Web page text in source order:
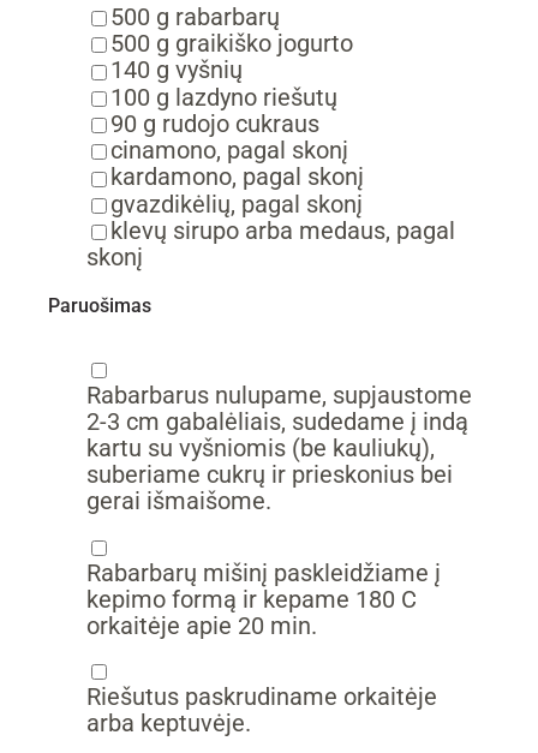
▢
500 g rabarbarų
▢
500 g graikiško jogurto
▢
140 g vyšnių
▢
100 g lazdyno riešutų
▢
90 g rudojo cukraus
▢
cinamono, pagal skonį
▢
kardamono, pagal skonį
▢
gvazdikėlių, pagal skonį
▢
klevų sirupo arba medaus, pagal
skonį
Paruošimas
Rabarbarus nulupame, supjaustome
2-3 cm gabalėliais, sudedame į indą
kartu su vyšniomis (be kauliukų),
suberiame cukrų ir prieskonius bei
gerai išmaišome.
Rabarbarų mišinį paskleidžiame į
kepimo formą ir kepame 180 C
orkaitėje apie 20 min.
Riešutus paskrudiname orkaitėje
arba keptuvėje.